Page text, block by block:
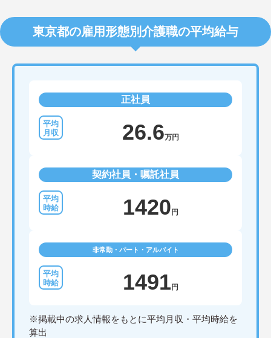
東京都の雇用形態別介護職の平均給与
正社員
26.6万円
契約社員・嘱託社員
1420円
非常勤・パート・アルバイト
1491円
※掲載中の求人情報をもとに平均月収・平均時給を
算出